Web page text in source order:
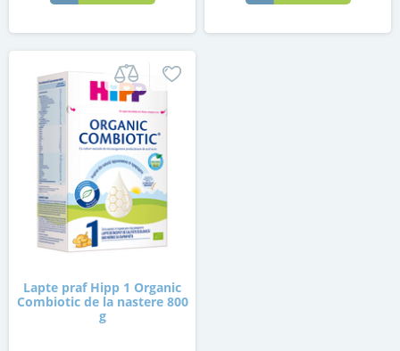
Lapte praf Hipp 1 Organic
Combiotic de la nastere 800
g